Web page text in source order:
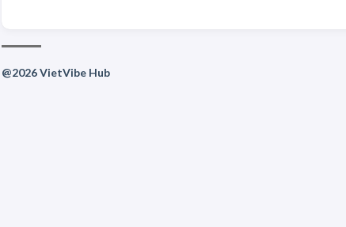
@2026 VietVibe Hub